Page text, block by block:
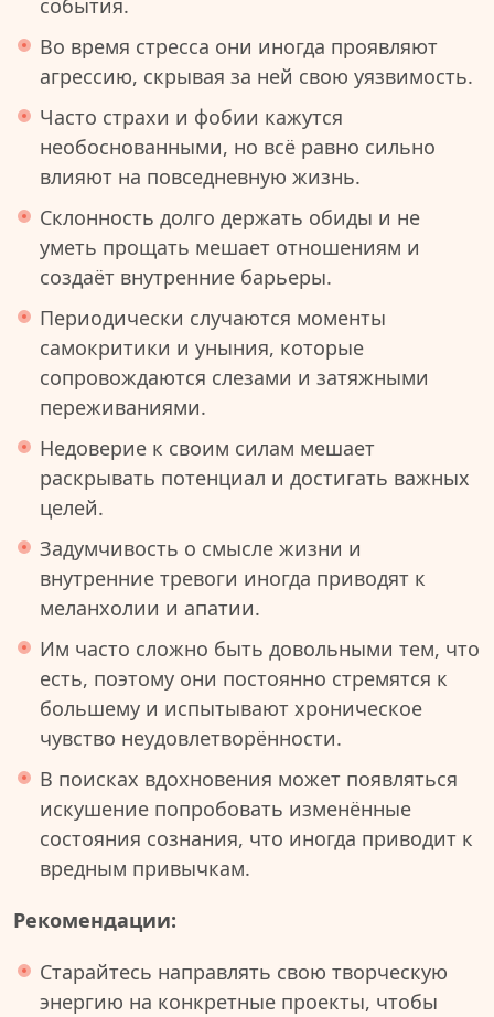
события.
Во время стресса они иногда проявляют
агрессию, скрывая за ней свою уязвимость.
Часто страхи и фобии кажутся
необоснованными, но всё равно сильно
влияют на повседневную жизнь.
Склонность долго держать обиды и не
уметь прощать мешает отношениям и
создаёт внутренние барьеры.
Периодически случаются моменты
самокритики и уныния, которые
сопровождаются слезами и затяжными
переживаниями.
Недоверие к своим силам мешает
раскрывать потенциал и достигать важных
целей.
Задумчивость о смысле жизни и
внутренние тревоги иногда приводят к
меланхолии и апатии.
Им часто сложно быть довольными тем, что
есть, поэтому они постоянно стремятся к
большему и испытывают хроническое
чувство неудовлетворённости.
В поисках вдохновения может появляться
искушение попробовать изменённые
состояния сознания, что иногда приводит к
вредным привычкам.
Рекомендации:
Старайтесь направлять свою творческую
энергию на конкретные проекты, чтобы